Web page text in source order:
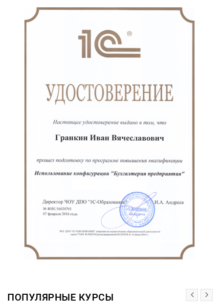
ПОПУЛЯРНЫЕ КУРСЫ